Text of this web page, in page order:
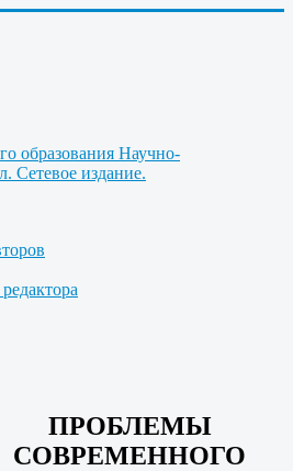
ПРОБЛЕМЫ
СОВРЕМЕННОГО